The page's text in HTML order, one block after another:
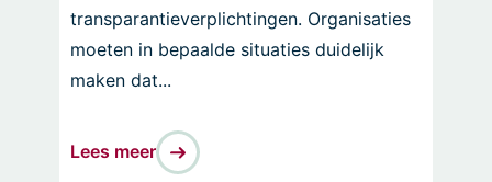
transparantieverplichtingen. Organisaties
moeten in bepaalde situaties duidelijk
maken dat...
Lees meer